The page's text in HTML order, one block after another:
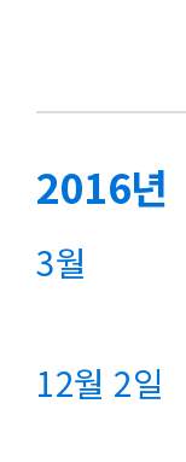
2016년
3월
12월 2일